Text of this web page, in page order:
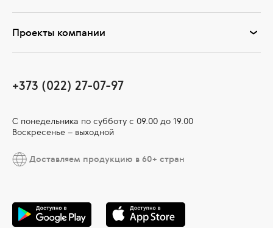
Проекты компании
+373 (022) 27-07-97
С понедельника по субботу с 09.00 до 19.00
Воскресенье – выходной
Доставляем продукцию в 60+ стран